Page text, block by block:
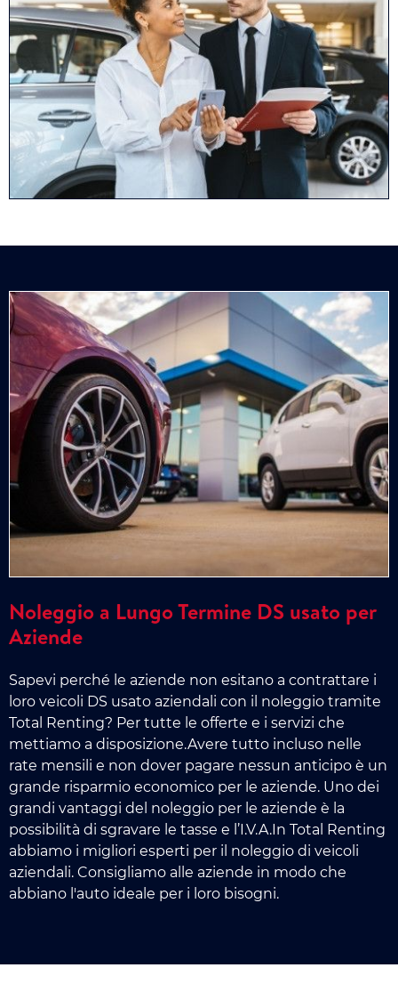
Noleggio a Lungo Termine DS usato per
Aziende
Sapevi perché le aziende non esitano a contrattare i
loro veicoli DS usato aziendali con il noleggio tramite
Total Renting? Per tutte le offerte e i servizi che
mettiamo a disposizione.Avere tutto incluso nelle
rate mensili e non dover pagare nessun anticipo è un
grande risparmio economico per le aziende. Uno dei
grandi vantaggi del noleggio per le aziende è la
possibilità di sgravare le tasse e l’I.V.A.In Total Renting
abbiamo i migliori esperti per il noleggio di veicoli
aziendali. Consigliamo alle aziende in modo che
abbiano l'auto ideale per i loro bisogni.